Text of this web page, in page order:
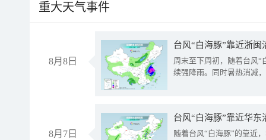
重大天气事件
8月8日
台风“白海豚”靠近浙
周末至下周初，随着台风“
续强降雨。同时暑热消减
8月7日
台风“白海豚”靠近华
随着台风“白海豚”的靠近